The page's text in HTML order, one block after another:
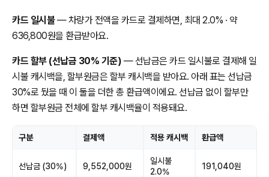
카드 일시불— 차량가 전액을 카드로 결제하면, 최대 2.0% · 약
636,800원을 환급받아요.
카드 할부 (선납금 30% 기준) — 선납금은 카드 일시불로 결제해 일
시불 캐시백을, 할부원금은 할부 캐시백을 받아요. 아래 표는 선납금
30%로 뒀을 때 이 둘을 더한 총 환급액이에요. 선납금 없이 할부만
하면 할부원금 전체에 할부 캐시백율이 적용돼요.
구분 결제액 적용 캐시백 환급액
선납금 (30%) 9,552,000원
일시불
2.0%
191,040원